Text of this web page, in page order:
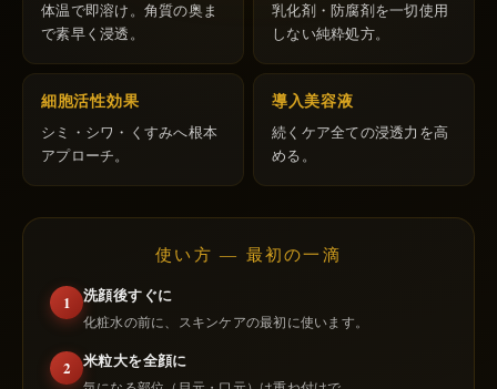
体温で即溶け。角質の奥ま
で素早く浸透。
乳化剤・防腐剤を一切使用
しない純粋処方。
細胞活性効果
シミ・シワ・くすみへ根本
アプローチ。
導入美容液
続くケア全ての浸透力を高
める。
使い方 — 最初の一滴
1 洗顔後すぐに
化粧水の前に、スキンケアの最初に使います。
2 米粒大を全顔に